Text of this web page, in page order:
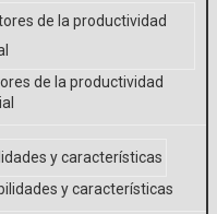
de la productividad
y características